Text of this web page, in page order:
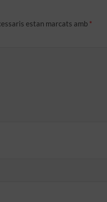
estan marcats amb *